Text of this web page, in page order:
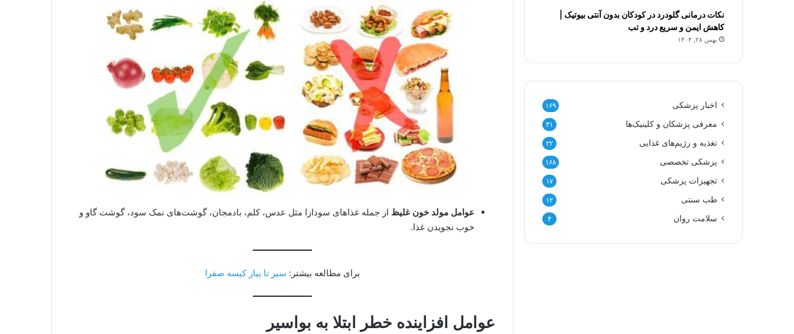
عوامل مولد خون غلیظ از جمله غذاهای سودازا مثل عدس، کلم، بادمجان، گوشت‌های نمک سود، گوشت گاو و
خوب نجویدن غذا.
برای مطالعه بیشتر: سیر تا پیاز کیسه صفرا
عوامل افزاینده خطر ابتلا به بواسیر
نکات درمانی گلودرد در کودکان بدون آنتی بیوتیک |
کاهش ایمن و سریع درد و تب
بهمن ۲۸, ۱۴۰۴
اخبار پزشکی ۱۶۹
معرفی پزشکان و کلینیک‌ها ۳۱
تغذیه و رژیم‌های غذایی ۲۲
پزشکی تخصصی ۱۶۸
تجهیزات پزشکی ۱۷
طب سنتی ۱۲
سلامت روان ۴